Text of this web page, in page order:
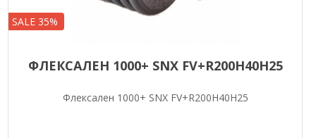
SALE 35%
ФЛЕКСАЛЕН 1000+ SNX FV+R200H40H25
Флексален 1000+ SNX FV+R200H40H25